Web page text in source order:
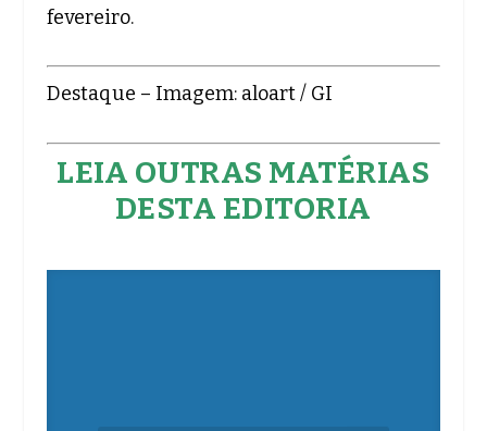
fevereiro.
Destaque – Imagem: aloart / GI
LEIA OUTRAS MATÉRIAS
DESTA EDITORIA